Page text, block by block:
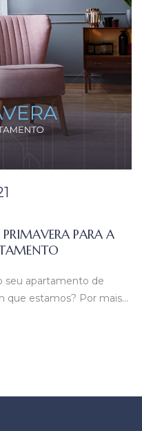
PARA A
seu apartamento de
que estamos? Por mais…